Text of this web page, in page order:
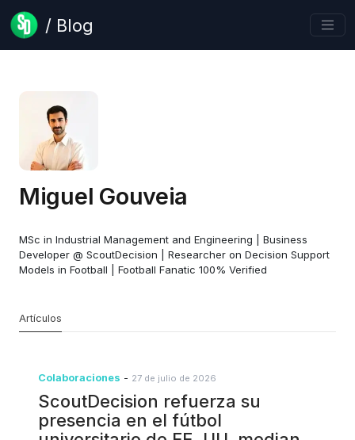
/ Blog
Miguel Gouveia
MSc in Industrial Management and Engineering | Business
Developer @ ScoutDecision | Researcher on Decision Support
Models in Football | Football Fanatic 100% Verified
Artículos
Colaboraciones - 27 de julio de 2026
ScoutDecision refuerza su
presencia en el fútbol